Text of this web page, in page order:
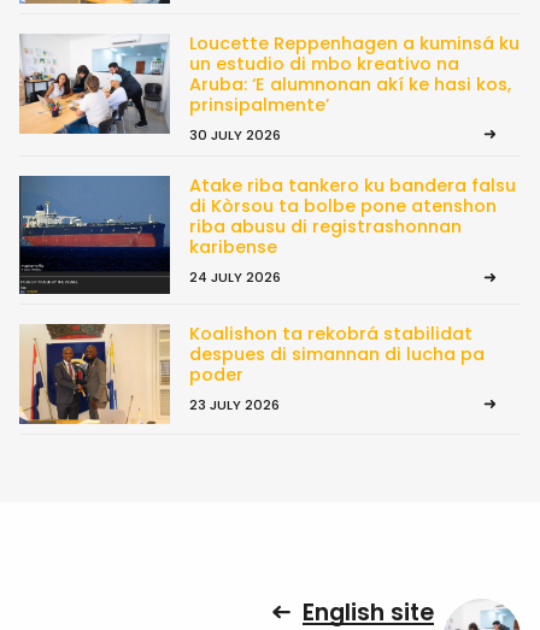
Loucette Reppenhagen a kuminsá ku
un estudio di mbo kreativo na
Aruba: ‘E alumnonan akí ke hasi kos,
prinsipalmente’
30 JULY 2026
Atake riba tankero ku bandera falsu
di Kòrsou ta bolbe pone atenshon
riba abusu di registrashonnan
karibense
24 JULY 2026
Koalishon ta rekobrá stabilidat
despues di simannan di lucha pa
poder
23 JULY 2026
English site